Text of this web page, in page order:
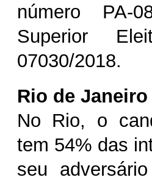
número PA-
Superior
07030/2018.
Rio de Janeiro
No Rio, o
tem 54% das
seu